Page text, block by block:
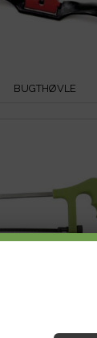
BUGTHØVLE